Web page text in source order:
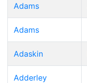
Adams
Adams
Adaskin
Adderley